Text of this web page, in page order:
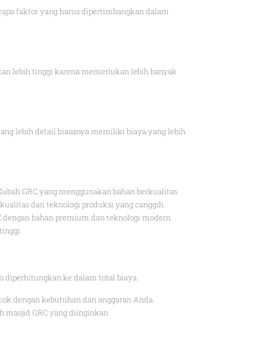
faktor yang harus dipertimbangkan dalam
lebih tinggi karena memerlukan lebih banyak
lebih detail biasanya memiliki biaya yang lebih
GRC yang menggunakan bahan berkualitas
dan teknologi produksi yang canggih
bahan premium dan teknologi modern
diperhitungkan ke dalam total biaya.
dengan kebutuhan dan anggaran Anda.
masjid GRC yang diinginkan.